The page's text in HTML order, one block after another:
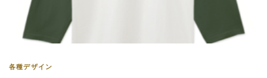
各種デザイン